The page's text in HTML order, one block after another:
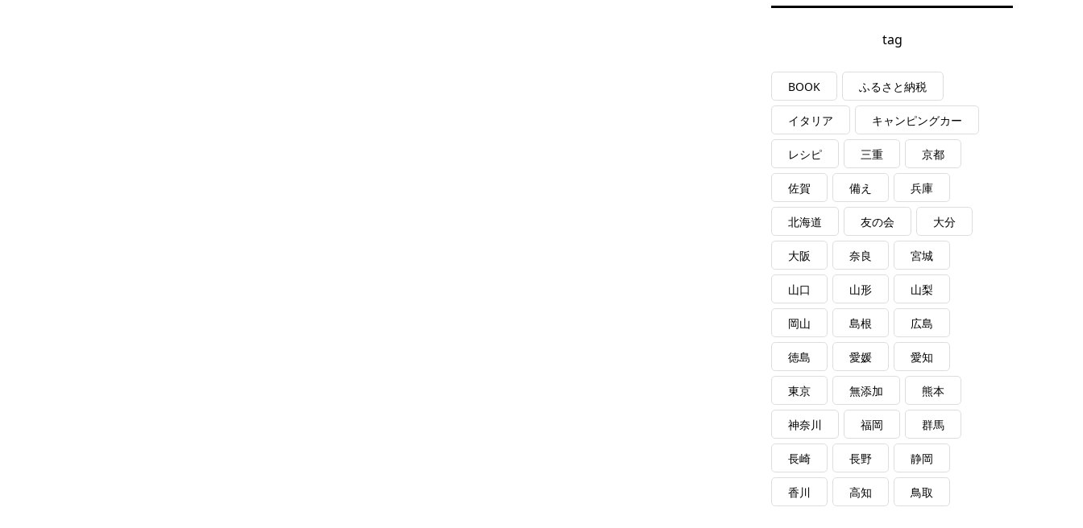
tag
BOOK ふるさと納税
イタリア キャンピングカー
レシピ 三重 京都
佐賀 備え 兵庫
北海道 友の会 大分
大阪 奈良 宮城
山口 山形 山梨
岡山 島根 広島
徳島 愛媛 愛知
東京 無添加 熊本
神奈川 福岡 群馬
長崎 長野 静岡
香川 高知 鳥取